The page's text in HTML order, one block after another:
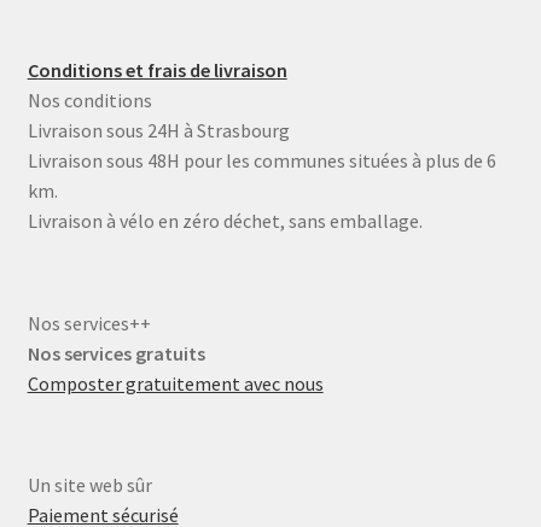
Conditions et frais de livraison
Nos conditions
Livraison sous 24H à Strasbourg
Livraison sous 48H pour les communes situées à plus de 6
km.
Livraison à vélo en zéro déchet, sans emballage.
Nos services++
Nos services gratuits
Composter gratuitement avec nous
Un site web sûr
Paiement sécurisé